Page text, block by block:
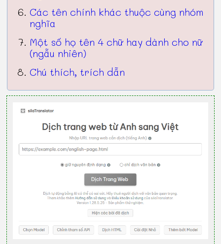
Các tên chính khác thuộc cùng nhóm
nghĩa
Một số họ tên 4 chữ hay dành cho nữ
(ngẫu nhiên)
Chú thích, trích dẫn